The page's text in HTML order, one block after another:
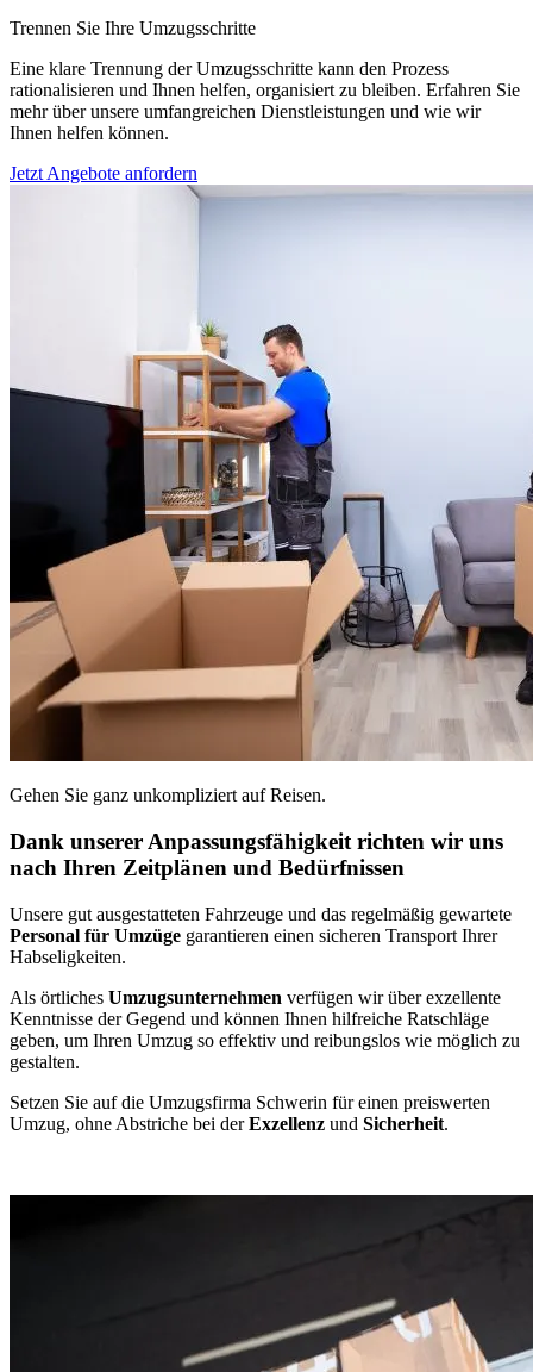
Trennen Sie Ihre Umzugsschritte
Eine klare Trennung der Umzugsschritte kann den Prozess
rationalisieren und Ihnen helfen, organisiert zu bleiben. Erfahren Sie
mehr über unsere umfangreichen Dienstleistungen und wie wir
Ihnen helfen können.
Jetzt Angebote anfordern
Gehen Sie ganz unkompliziert auf Reisen.
Dank unserer Anpassungsfähigkeit richten wir uns
nach Ihren Zeitplänen und Bedürfnissen
Unsere gut ausgestatteten Fahrzeuge und das regelmäßig gewartete
Personal für Umzüge garantieren einen sicheren Transport Ihrer
Habseligkeiten.
Als örtliches Umzugsunternehmen verfügen wir über exzellente
Kenntnisse der Gegend und können Ihnen hilfreiche Ratschläge
geben, um Ihren Umzug so effektiv und reibungslos wie möglich zu
gestalten.
Setzen Sie auf die Umzugsfirma Schwerin für einen preiswerten
Umzug, ohne Abstriche bei derExzellenz und Sicherheit.